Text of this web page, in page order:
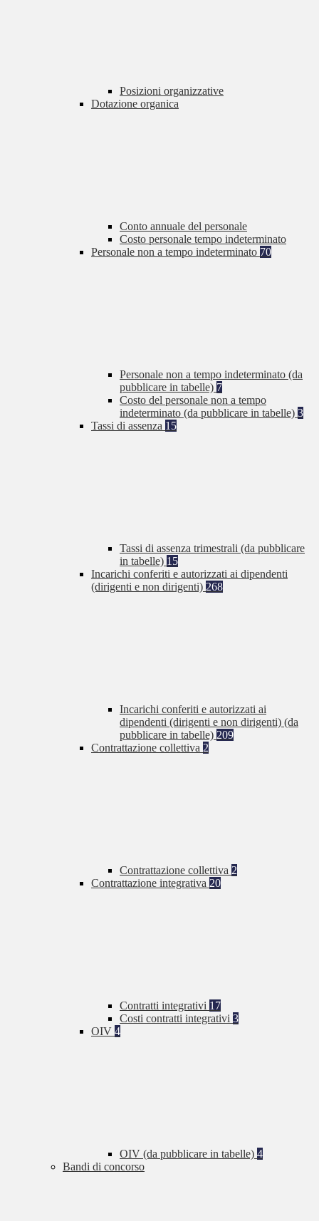
Posizioni organizzative
Dotazione organica
Conto annuale del personale
Costo personale tempo indeterminato
Personale non a tempo indeterminato 70
Personale non a tempo indeterminato (da
pubblicare in tabelle) 7
Costo del personale non a tempo
indeterminato (da pubblicare in tabelle) 3
Tassi di assenza 15
Tassi di assenza trimestrali (da pubblicare
in tabelle) 15
Incarichi conferiti e autorizzati ai dipendenti
(dirigenti e non dirigenti) 268
Incarichi conferiti e autorizzati ai
dipendenti (dirigenti e non dirigenti) (da
pubblicare in tabelle) 209
Contrattazione collettiva 2
Contrattazione collettiva 2
Contrattazione integrativa 20
Contratti integrativi 17
Costi contratti integrativi 3
OIV 4
OIV (da pubblicare in tabelle) 4
Bandi di concorso